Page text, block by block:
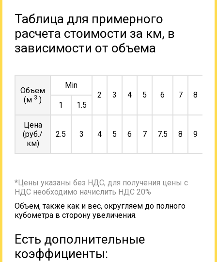
Таблица для примерного
расчета стоимости за км, в
зависимости от объема
Объем
(м 3 )
Min
2
3 4 5 6 7 8
1
1.5
Цена
(руб./
км)
2.5 3 4 5 6 7 7.5 8 9
*Цены указаны без НДС, для получения цены с
НДС необходимо начислить НДС 20%
Объем, также как и вес, округляем до полного
кубометра в сторону увеличения.
Есть дополнительные
коэффициенты: